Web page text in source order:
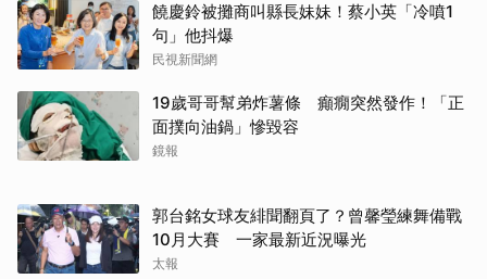
饒慶鈴被攤商叫縣長妹妹！蔡小英「冷噴1
句」他抖爆
民視新聞網
19歲哥哥幫弟炸薯條 癲癇突然發作！「正
面撲向油鍋」慘毀容
鏡報
郭台銘女球友緋聞翻頁了？曾馨瑩練舞備戰
10月大賽 一家最新近況曝光
太報